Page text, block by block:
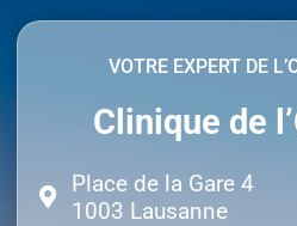
VOTRE EXPERT DE
Clinique de
Place de la Gare 4
1003 Lausanne